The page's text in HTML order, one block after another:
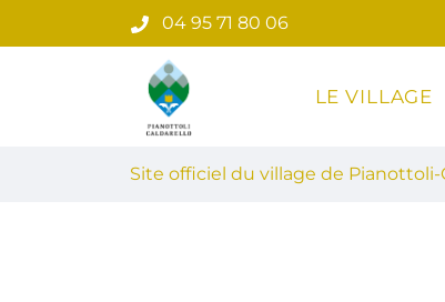
au
04 95 71 80 06
Site officiel du village de
LE VILLAGE
Site officiel du village de Pianottoli-